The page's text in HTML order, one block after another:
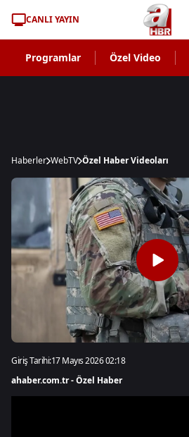
CANLI YAYIN
Programlar Özel Video
Haberler WebTV Özel Haber Videoları
Giriş Tarihi:17 Mayıs 2026 02:18
ahaber.com.tr - Özel Haber